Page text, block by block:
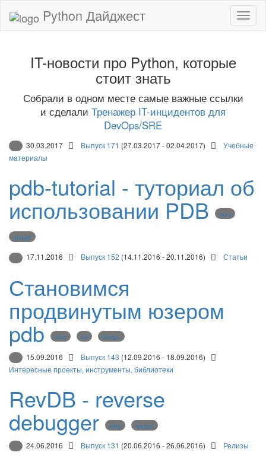
Python Дайджест
IT-новости про Python, которые
стоит знать
Собрали в одном месте самые важные ссылки
и сделали Тренажер IT-инцидентов для
DevOps/SRE
30.03.2017 Выпуск 171 (27.03.2017 - 02.04.2017)
Учебные
материалы
pdb-tutorial - туториал об
использовании PDB debug
debugger
17.11.2016 Выпуск 152 (14.11.2016 - 20.11.2016) Статьи
Становимся
продвинутым юзером
pdb debug pdb debugger
15.09.2016 Выпуск 143 (12.09.2016 - 18.09.2016)
Интересные проекты, инструменты, библиотеки
RevDB - reverse
debugger debug debugger
24.06.2016 Выпуск 131 (20.06.2016 - 26.06.2016) Релизы